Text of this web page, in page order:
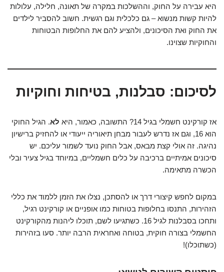
היא עבירה על החוק, וההשלכות במקרה של תאונה, חלילה, עלולות
להיות קשות מנשוא – גם כלכלית וגם רגשית. חשוב להסביר לילדים
את החוק ואת הסיכונים, ולהציע להם את החלופות הבטוחות
והחוקיות שצוינו.
לסיכום: סבלנות, בטיחות וחוקיות
אז קורקינט חשמלי בגיל 14? התשובה, כאמור, היא לא. הגיל החוקי
הוא 16, וגם אז נדרש לעבור מבחן תיאוריה ייעודי או להחזיק ברישיון
נהיגה. זה אולי קצת מבאס, אבל החוק נועד לשמור עליכם. יש
סיכונים אמיתיים ברכיבה על כלים חשמליים, במיוחד בגיל צעיר ובלי
הכשרה מתאימה.
במקום לחפש קיצורי דרך או להסתכן, נצלו את הזמן ללמוד את כללי
הזהירות, התנסו בחלופות בטוחות כמו אופניים או קורקינט רגיל,
ותחכו בסבלנות לגיל 16. כשתגיעו לשם, תוכלו ליהנות מהקורקינט
החשמלי בצורה חוקית, בטוחה ואחראית הרבה יותר. סעו בזהירות
(כשתוכלו)!